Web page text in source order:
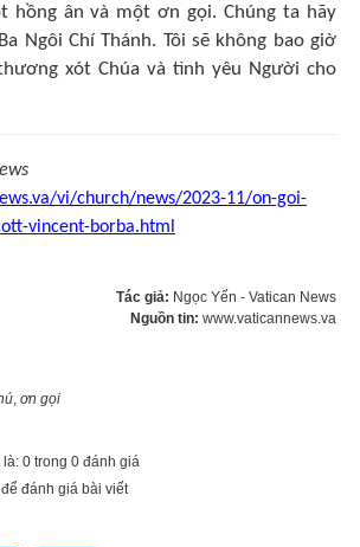
hồng ân và một ơn gọi. Chúng ta hãy
Ngôi Chí Thánh. Tôi sẽ không bao giờ
xót Chúa và tình yêu Người cho
vi/church/news/2023-11/on-goi-
vincent-borba.html
Tác giả: Ngọc Yến - Vatican News
Nguồn tin: www.vaticannews.va
, ơn gọi
0 trong 0 đánh giá
đánh giá bài viết